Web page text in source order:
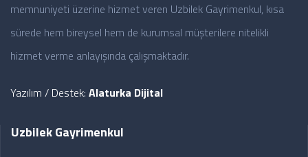
memnuniyeti üzerine hizmet veren Uzbilek Gayrimenkul, kısa
sürede hem bireysel hem de kurumsal müşterilere nitelikli
hizmet verme anlayışında çalışmaktadır.
Yazılım / Destek: Alaturka Dijital
Uzbilek Gayrimenkul